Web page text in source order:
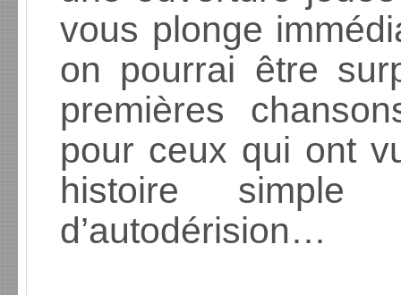
vous plonge
on pourrai être
premières
pour ceux qui ont
histoire simple
d’autodérision…